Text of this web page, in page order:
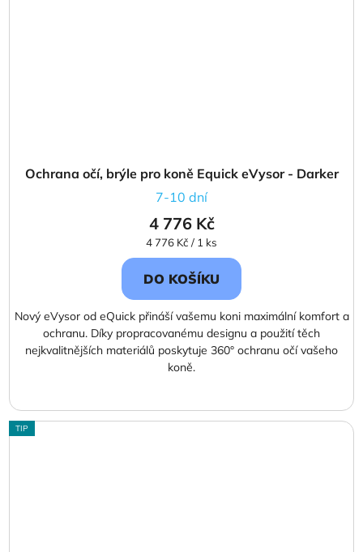
Ochrana očí, brýle pro koně Equick eVysor - Darker
7-10 dní
4 776 Kč
Měrná
cena:
4 776 Kč / 1 ks
DO KOŠÍKU
Nový eVysor od eQuick přináší vašemu koni maximální komfort a
ochranu. Díky propracovanému designu a použití těch
nejkvalitnějších materiálů poskytuje 360° ochranu očí vašeho
koně.
TIP